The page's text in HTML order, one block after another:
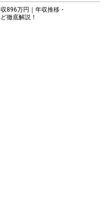
896万円｜年収推移・
徹底解説！